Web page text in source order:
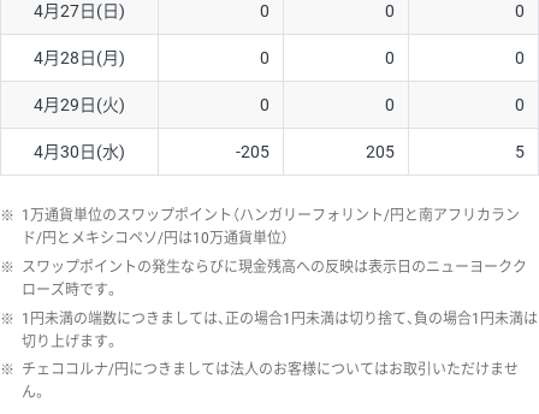
4月27日(日) 0 0 0
4月28日(月) 0 0 0
4月29日(火) 0 0 0
4月30日(水) -205 205 5
※ 1万通貨単位のスワップポイント（ハンガリーフォリント/円と南アフリカラン
ド/円とメキシコペソ/円は10万通貨単位）
※ スワップポイントの発生ならびに現金残高への反映は表示日のニューヨークク
ローズ時です。
※ 1円未満の端数につきましては、正の場合1円未満は切り捨て、負の場合1円未満は
切り上げます。
※ チェココルナ/円につきましては法人のお客様についてはお取引いただけませ
ん。